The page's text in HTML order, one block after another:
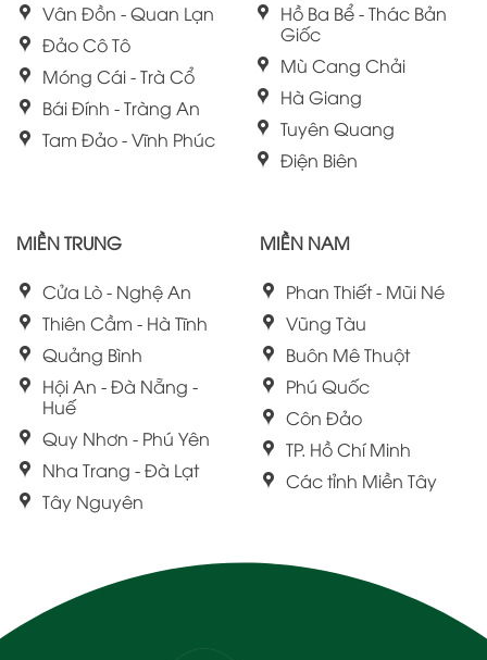
Vân Đồn - Quan Lạn
Đảo Cô Tô
Móng Cái - Trà Cổ
Bái Đính - Tràng An
Tam Đảo - Vĩnh Phúc
Hồ Ba Bể - Thác Bản
Giốc
Mù Cang Chải
Hà Giang
Tuyên Quang
Điện Biên
MIỀN TRUNG
Cửa Lò - Nghệ An
Thiên Cầm - Hà Tĩnh
Quảng Bình
Hội An - Đà Nẵng -
Huế
Quy Nhơn - Phú Yên
Nha Trang - Đà Lạt
Tây Nguyên
MIỀN NAM
Phan Thiết - Mũi Né
Vũng Tàu
Buôn Mê Thuột
Phú Quốc
Côn Đảo
TP. Hồ Chí Minh
Các tỉnh Miền Tây